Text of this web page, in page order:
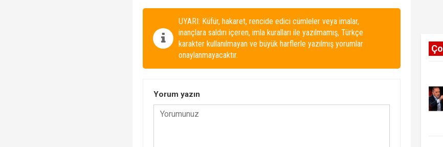
UYARI: Küfür, hakaret, rencide edici cümleler veya imalar,
inançlara saldırı içeren, imla kuralları ile yazılmamış, Türkçe
karakter kullanılmayan ve büyük harflerle yazılmış yorumlar
onaylanmayacaktır.
Yorum yazın